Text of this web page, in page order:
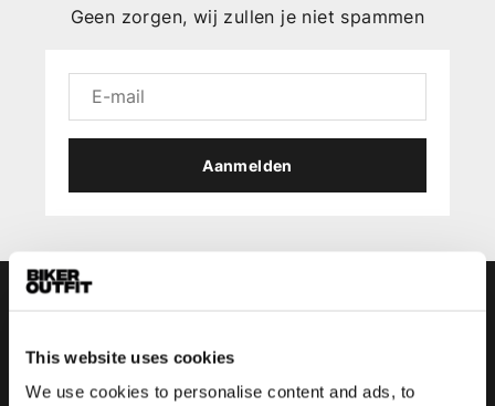
This website uses cookies
We use cookies to personalise content and ads, to
Geen zorgen, wij zullen je niet spammen
Aanmelden